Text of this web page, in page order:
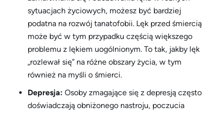
sytuacjach życiowych, możesz być bardziej
podatna na rozwój tanatofobii. Lęk przed śmiercią
może być w tym przypadku częścią większego
problemu z lękiem uogólnionym. To tak, jakby lęk
„rozlewał się” na różne obszary życia, w tym
również na myśli o śmierci.
Depresja: Osoby zmagające się z depresją często
doświadczają obniżonego nastroju, poczucia